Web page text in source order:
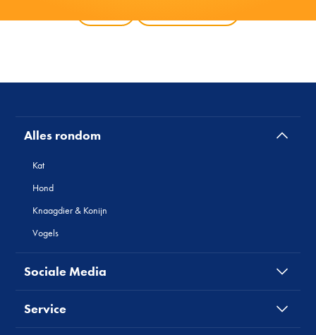
Alles rondom
Kat
Hond
Knaagdier & Konijn
Vogels
Sociale Media
Service